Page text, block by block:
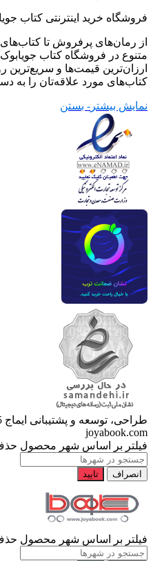
فروشگاه خرید اینترنتی کتاب
از رمان‌های پرفروش تا
متنوع در فروشگاه کتاب
ارزان‌ترین قیمت‌ها و
کتاب‌های مورد علاقه‌تان را به
نمایش بیشتر - بستن
طراحی، توسعه و پشتیبانی ایماج
joyabook.com
فیلتر بر اساس شهر محصول
انصراف تایید
فیلتر بر اساس شهر محصول